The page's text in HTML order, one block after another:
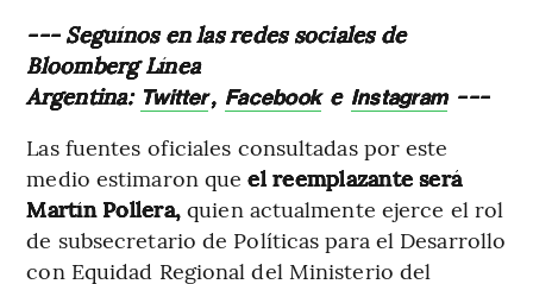
--- Seguínos en las redes sociales de
Bloomberg Línea
Argentina: Twitter, Facebook e Instagram ---
Las fuentes oficiales consultadas por este
medio estimaron queel reemplazante será
Martín Pollera, quien actualmente ejerce el rol
de subsecretario de Políticas para el Desarrollo
con Equidad Regional del Ministerio del